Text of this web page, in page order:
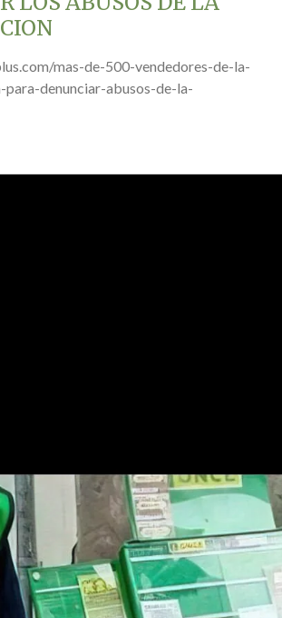
mas-de-500-vendedores-de-la-
para-denunciar-abusos-de-la-